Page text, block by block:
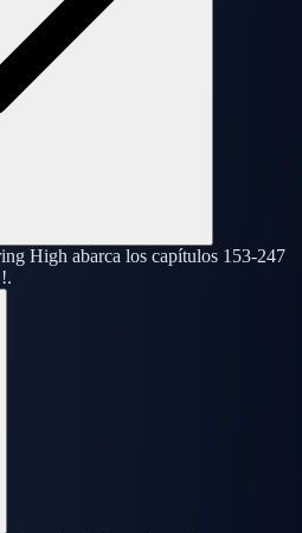
High abarca los capítulos 153-247